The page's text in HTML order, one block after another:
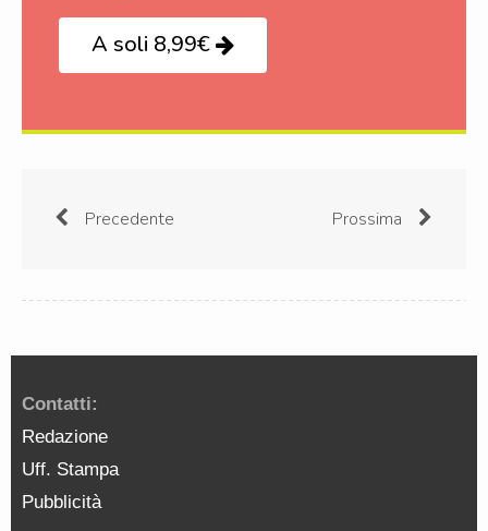
A soli 8,99€
Precedente Prossima
Contatti:
Redazione
Uff. Stampa
Pubblicità